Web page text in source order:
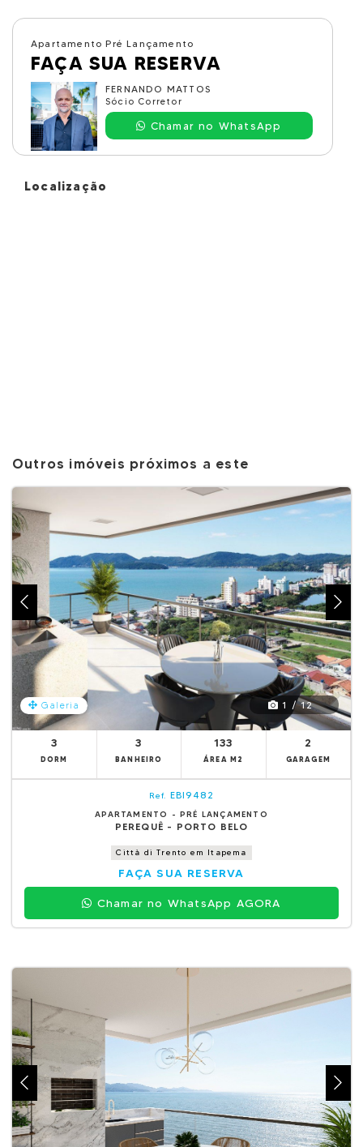
Apartamento Pré Lançamento
FAÇA SUA RESERVA
FERNANDO MATTOS
Sócio Corretor
Chamar no WhatsApp
Localização
Outros imóveis próximos a este
Galeria 1 / 12
3
DORM
3
BANHEIRO
133
ÁREA M2
2
GARAGEM
Ref. EBI9482
APARTAMENTO - PRÉ LANÇAMENTO
PEREQUÊ - PORTO BELO
Città di Trento em Itapema
FAÇA SUA RESERVA
Chamar no WhatsApp AGORA